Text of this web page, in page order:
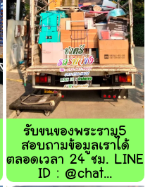
รับขนของพระราม5
สอบถามข้อมูลเราได้
ตลอดเวลา 24 ชม. LINE
ID : @chat...